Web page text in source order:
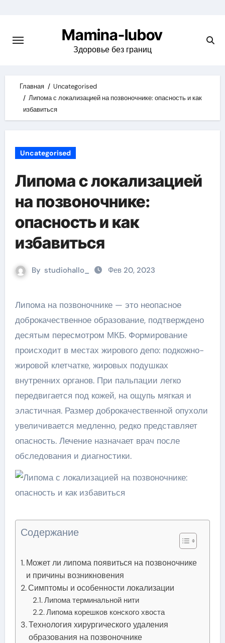
content
Mamina-lubov
Здоровье без границ
Главная
Uncategorised
Липома с локализацией на позвоночнике: опасность и как
избавиться
Uncategorised
Липома с локализацией
на позвоночнике:
опасность и как
избавиться
By studiohallo_ Фев 20, 2023
Липома на позвоночнике — это неопасное
доброкачественное образование, подтверждено
десятым пересмотром МКБ. Формирование
происходит в местах жирового депо: подкожно-
жировой клетчатке, жировых подушках
внутренних органов. При пальпации легко
передвигается под кожей, на ощупь мягкая и
эластичная. Размер доброкачественной опухоли
увеличивается медленно, редко представляет
опасность. Лечение назначает врач после
обследования и диагностики.
Содержание
Может ли липома появиться на позвоночнике
и причины возникновения
Симптомы и особенности локализации
Липома терминальной нити
Липома корешков конского хвоста
Технология хирургического удаления
образования на позвоночнике